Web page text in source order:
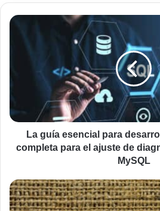
La
desarrolladores:
guía
completa
para
ajuste
de
consultas
MySQL
La guía esencial para
completa para el ajuste de
MySQL
Qué
hacer